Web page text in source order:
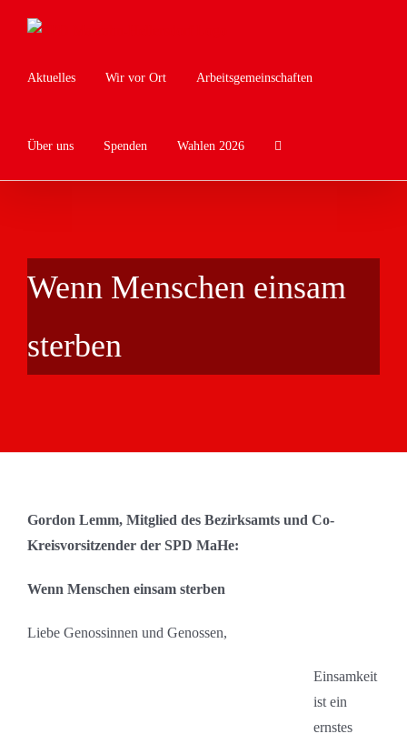
Inhalt
Aktuelles Wir vor Ort Arbeitsgemeinschaften
Über uns Spenden Wahlen 2026
Wenn Menschen einsam
sterben
Gordon Lemm, Mitglied des Bezirksamts und Co-
Kreisvorsitzender der SPD MaHe:
Wenn Menschen einsam sterben
Liebe Genossinnen und Genossen,
Einsamkeit
ist ein
ernstes